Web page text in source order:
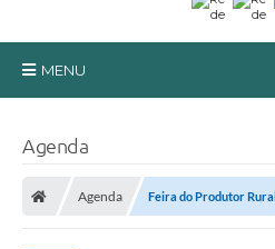
MENU
Agenda
Agenda Feira do Produtor Rural